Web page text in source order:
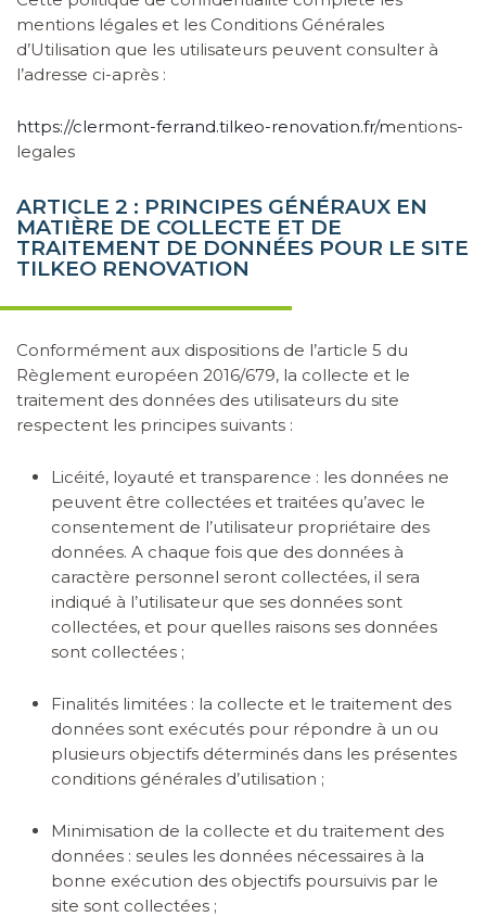
mentions légales et les Conditions Générales
d’Utilisation que les utilisateurs peuvent consulter à
l’adresse ci-après :
https://clermont-ferrand.tilkeo-renovation.fr/mentions-
legales
ARTICLE 2 : PRINCIPES GÉNÉRAUX EN
MATIÈRE DE COLLECTE ET DE
TRAITEMENT DE DONNÉES POUR LE SITE
TILKEO RENOVATION
Conformément aux dispositions de l’article 5 du
Règlement européen 2016/679, la collecte et le
traitement des données des utilisateurs du site
respectent les principes suivants :
Licéité, loyauté et transparence : les données ne
peuvent être collectées et traitées qu’avec le
consentement de l’utilisateur propriétaire des
données. A chaque fois que des données à
caractère personnel seront collectées, il sera
indiqué à l’utilisateur que ses données sont
collectées, et pour quelles raisons ses données
sont collectées ;
Finalités limitées : la collecte et le traitement des
données sont exécutés pour répondre à un ou
plusieurs objectifs déterminés dans les présentes
conditions générales d’utilisation ;
Minimisation de la collecte et du traitement des
données : seules les données nécessaires à la
bonne exécution des objectifs poursuivis par le
site sont collectées ;